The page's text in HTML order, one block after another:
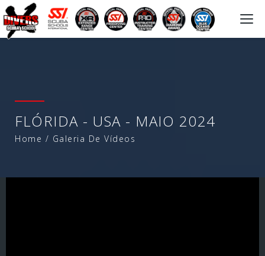
FLÓRIDA - USA - MAIO 2024
Home / Galeria De Vídeos